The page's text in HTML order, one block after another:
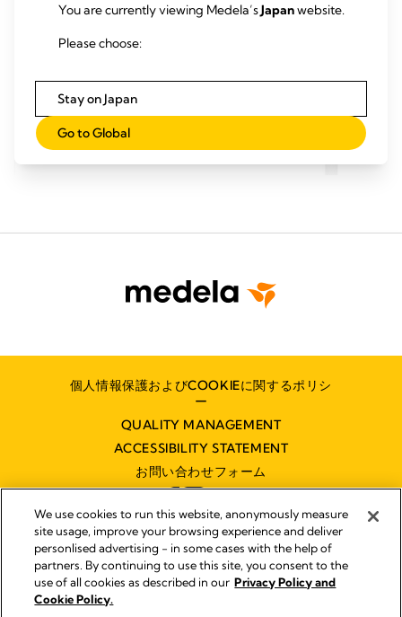
まに、ハンズフリーでのさく乳を実現
個人情報保護およびCOOKIEに関するポリシ
ー
QUALITY MANAGEMENT
ACCESSIBILITY STATEMENT
お問い合わせフォーム
インプリント
Legal Notice
You are currently viewing Medela’sJapanwebsite.
Please choose:
Stay on Japan
Go to Global
We use cookies to run this website, anonymously measure
site usage, improve your browsing experience and deliver
personlised advertising - in some cases with the help of
partners. By continuing to use this site, you consent to the
use of all cookies as described in our Privacy Policy and
Cookie Policy.